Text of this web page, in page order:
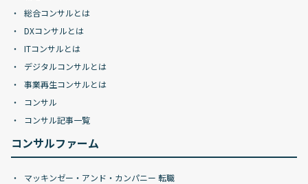
総合コンサルとは
DXコンサルとは
ITコンサルとは
デジタルコンサルとは
事業再生コンサルとは
コンサル
コンサル記事一覧
コンサルファーム
マッキンゼー・アンド・カンパニー 転職